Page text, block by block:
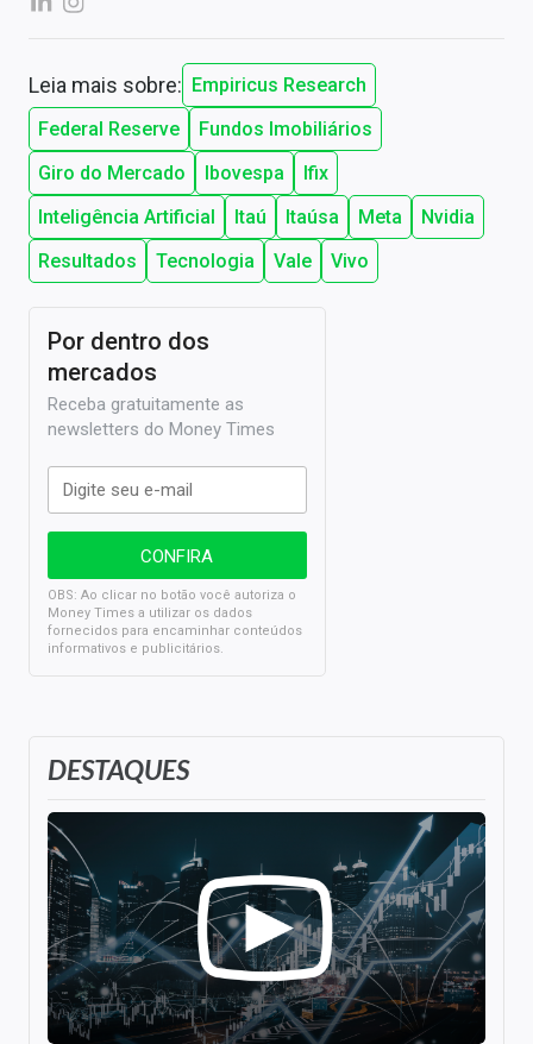
Leia mais sobre: Empiricus Research
Federal Reserve
Fundos Imobiliários
Giro do Mercado
Ibovespa
Ifix
Inteligência Artificial
Itaú Itaúsa Meta
Nvidia
Resultados
Tecnologia Vale Vivo
DESTAQUES
Por dentro dos
mercados
Receba gratuitamente as
newsletters do Money Times
OBS: Ao clicar no botão você autoriza o
Money Times a utilizar os dados
fornecidos para encaminhar conteúdos
informativos e publicitários.